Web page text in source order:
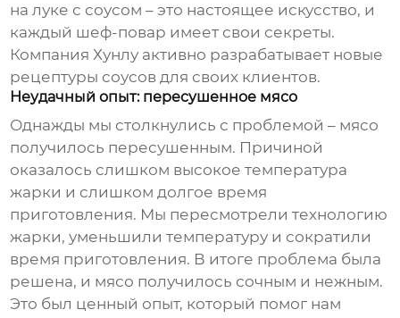
на луке с соусом – это настоящее искусство, и
каждый шеф-повар имеет свои секреты.
Компания Хунлу активно разрабатывает новые
рецептуры соусов для своих клиентов.
Неудачный опыт: пересушенное мясо
Однажды мы столкнулись с проблемой – мясо
получилось пересушенным. Причиной
оказалось слишком высокое температура
жарки и слишком долгое время
приготовления. Мы пересмотрели технологию
жарки, уменьшили температуру и сократили
время приготовления. В итоге проблема была
решена, и мясо получилось сочным и нежным.
Это был ценный опыт, который помог нам